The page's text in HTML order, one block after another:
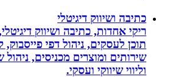
כתיבה ושיווק דיגיטלי
ריקי אחדות, כתיבה ושיווק דיגיטלי,
תוכן לעסקים, ניהול דפי פייסבוק,
שירותים ומוצרים מכניסים, ניהול
וליווי שיווקי ועסקי.